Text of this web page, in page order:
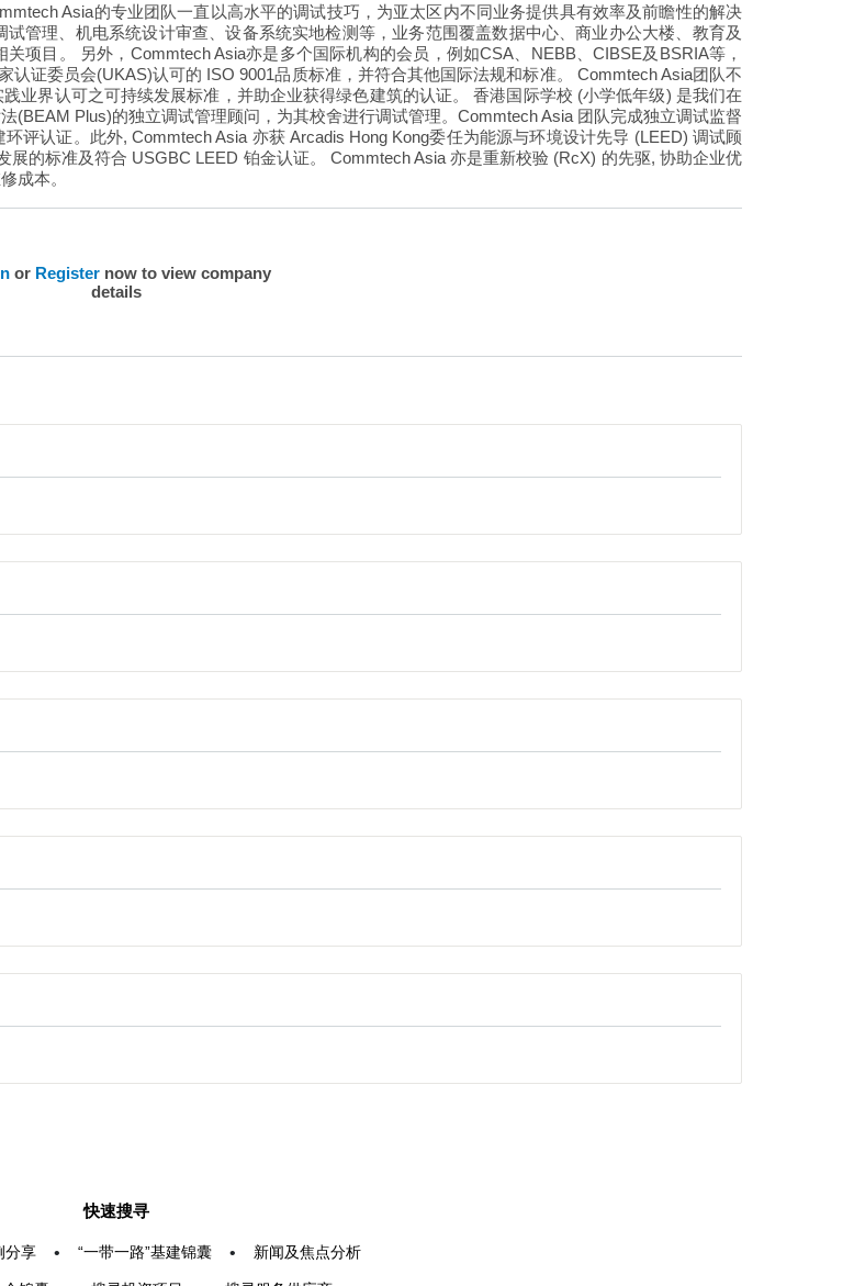
Asia的专业团队一直以高水平的调试技巧，为亚太区内不同业务提供具有效率及前瞻性的解决
管理、机电系统设计审查、设备系统实地检测等，业务范围覆盖数据中心、商业办公大楼、教育及
项目。 另外，Commtech Asia亦是多个国际机构的会员，例如CSA、NEBB、CIBSE及BSRIA等，
证委员会(UKAS)认可的 ISO 9001品质标准，并符合其他国际法规和标准。 Commtech Asia团队不
业界认可之可持续发展标准，并助企业获得绿色建筑的认证。 香港国际学校 (小学低年级) 是我们在
(BEAM Plus)的独立调试管理顾问，为其校舍进行调试管理。Commtech Asia 团队完成独立调试监督
评认证。此外, Commtech Asia 亦获 Arcadis Hong Kong委任为能源与环境设计先导 (LEED) 调试顾
的标准及符合 USGBC LEED 铂金认证。 Commtech Asia 亦是重新校验 (RcX) 的先驱, 协助企业优
成本。
or Register now to view company
details
快速搜寻
分享 • “一带一路”基建锦囊 • 新闻及焦点分析